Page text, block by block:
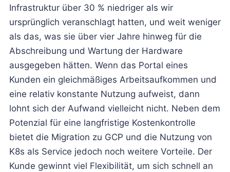
Infrastruktur über 30 % niedriger als wir
ursprünglich veranschlagt hatten, und weit weniger
als das, was sie über vier Jahre hinweg für die
Abschreibung und Wartung der Hardware
ausgegeben hätten. Wenn das Portal eines
Kunden ein gleichmäßiges Arbeitsaufkommen und
eine relativ konstante Nutzung aufweist, dann
lohnt sich der Aufwand vielleicht nicht. Neben dem
Potenzial für eine langfristige Kostenkontrolle
bietet die Migration zu GCP und die Nutzung von
K8s als Service jedoch noch weitere Vorteile. Der
Kunde gewinnt viel Flexibilität, um sich schnell an